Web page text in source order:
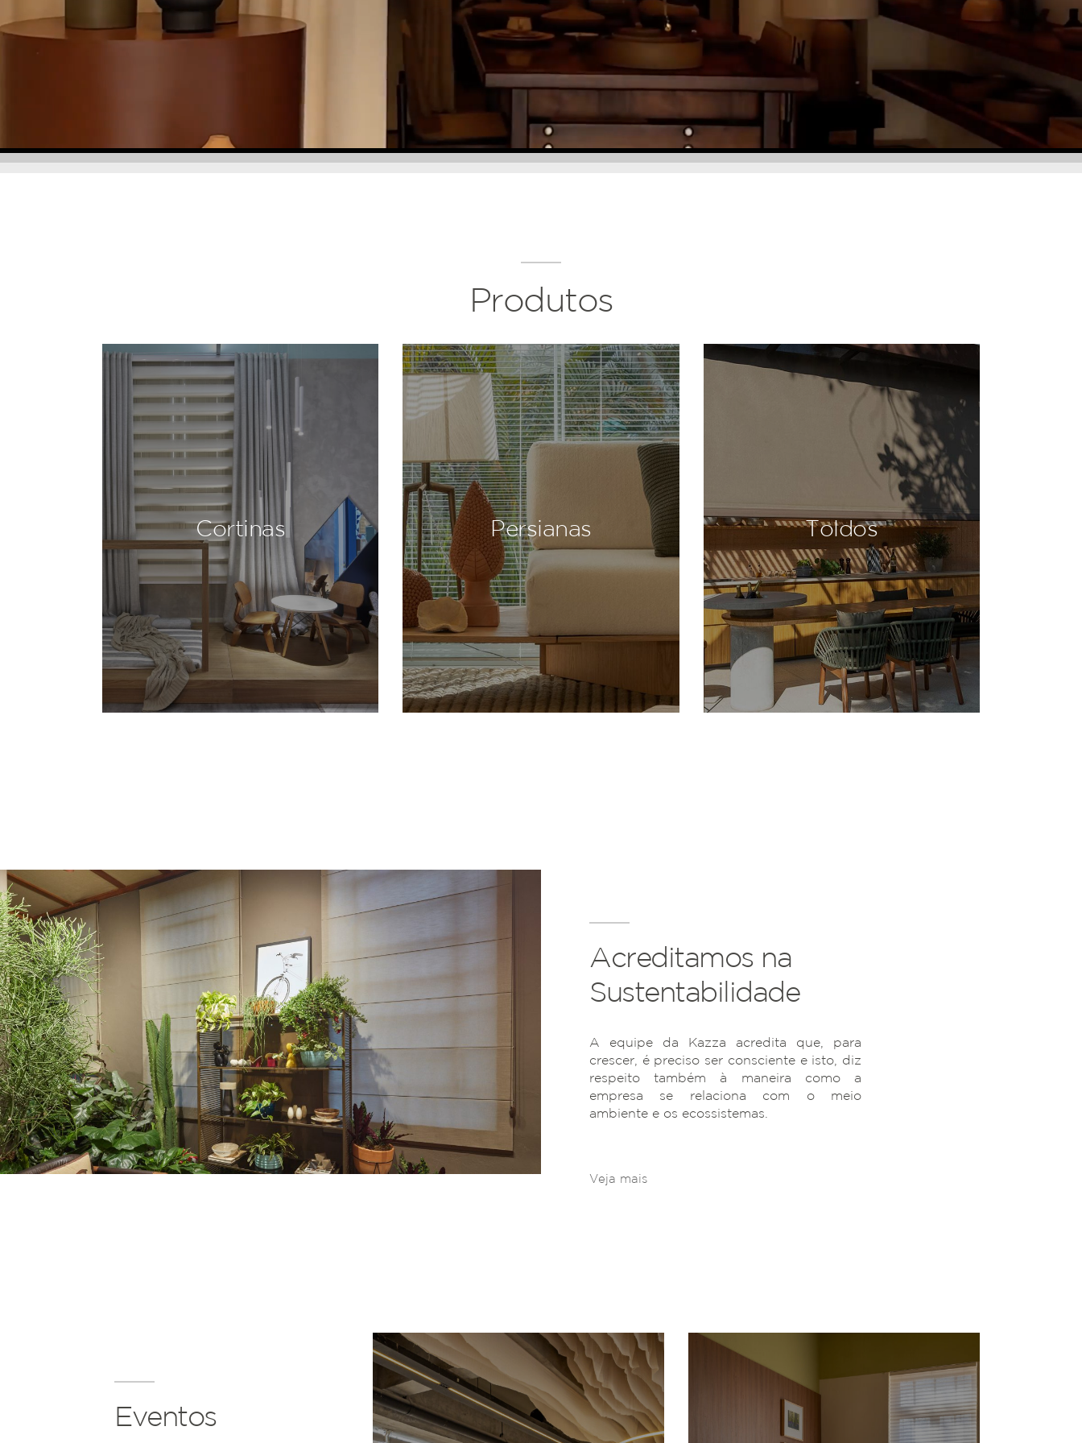
Produtos
Cortinas Persianas Toldos
Acreditamos na
Sustentabilidade
A equipe da Kazza acredita que, para
crescer, é preciso ser consciente e isto, diz
respeito também à maneira como a
empresa se relaciona com o meio
ambiente e os ecossistemas.
Veja mais
Eventos